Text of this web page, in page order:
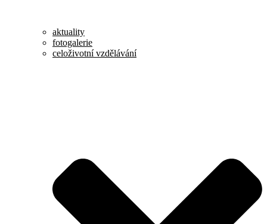
aktuality
fotogalerie
celoživotní vzdělávání